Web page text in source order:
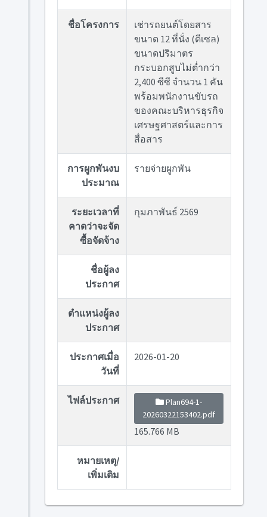
ชื่อโครงการ
เช่ารถยนต์โดยสาร
ขนาด 12 ที่นั่ง (ดีเซล)
ขนาดปริมาตร
กระบอกสูบไม่ต่ำกว่า
2,400 ซีซี จำนวน 1 คัน
พร้อมพนักงานขับรถ
ของคณะบริหารธุรกิจ
เศรษฐศาสตร์และการ
สื่อสาร
การผูกพันงบ
ประมาณ
รายจ่ายผูกพัน
ระยะเวลาที่
คาดว่าจะจัด
ซื้อจัดจ้าง
กุมภาพันธ์ 2569
ชื่อผู้ลง
ประกาศ
ตำแหน่งผู้ลง
ประกาศ
ประกาศเมื่อ
วันที่
2026-01-20
ไฟล์ประกาศ
Plan694-1-
20260322153402.pdf
165.766 MB
หมายเหตุ/
เพิ่มเติม